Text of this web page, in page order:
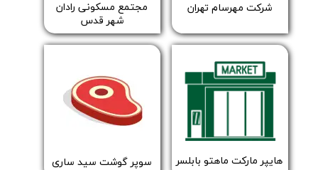
​شرکت مهرسام تهران
​​هایپر مارکت ماهتو بابلسر ​سوپر گوشت سید ساری
مجتمع مسکونی رادان
شهر قدس